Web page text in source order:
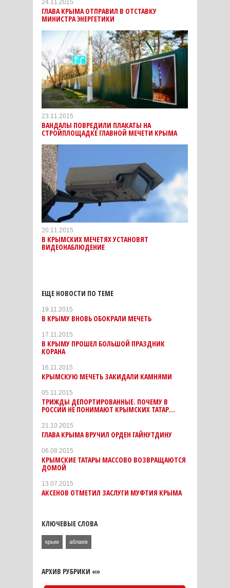
24.11.2015
ГЛАВА КРЫМА ОТПРАВИЛ В ОТСТАВКУ
МИНИСТРА ЭНЕРГЕТИКИ
23.11.2015
ВАНДАЛЫ ПОВРЕДИЛИ ПЛАКАТЫ НА
СТРОЙПЛОЩАДКЕ ГЛАВНОЙ МЕЧЕТИ КРЫМА
20.11.2015
В КРЫМСКИХ МЕЧЕТЯХ УСТАНОВЯТ
ВИДЕОНАБЛЮДЕНИЕ
ЕЩЕ НОВОСТИ ПО ТЕМЕ
19.11.2015
В КРЫМУ ВНОВЬ ОБОКРАЛИ МЕЧЕТЬ
17.11.2015
В КРЫМУ ПРОШЕЛ БОЛЬШОЙ ПРАЗДНИК
КОРАНА
16.11.2015
КРЫМСКУЮ МЕЧЕТЬ ЗАКИДАЛИ КАМНЯМИ
05.11.2015
ТРИЖДЫ ДЕПОРТИРОВАННЫЕ. ПОЧЕМУ В
РОССИИ НЕ ПОНИМАЮТ КРЫМСКИХ ТАТАР...
21.10.2015
ГЛАВА КРЫМА ВРУЧИЛ ОРДЕН ГАЙНУТДИНУ
06.08.2015
КРЫМСКИЕ ТАТАРЫ МАССОВО ВОЗВРАЩАЮТСЯ
ДОМОЙ
13.07.2015
АКСЕНОВ ОТМЕТИЛ ЗАСЛУГИ МУФТИЯ КРЫМА
КЛЮЧЕВЫЕ СЛОВА
крым аблаев
АРХИВ РУБРИКИ «»